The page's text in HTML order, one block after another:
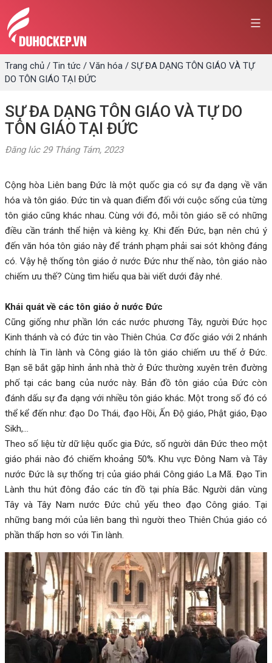
Skip
to
content
Trang chủ / Tin tức / Văn hóa / SỰ ĐA DẠNG TÔN GIÁO VÀ TỰ
DO TÔN GIÁO TẠI ĐỨC
SỰ ĐA DẠNG TÔN GIÁO VÀ TỰ DO
TÔN GIÁO TẠI ĐỨC
Đăng lúc 29 Tháng Tám, 2023
Cộng hòa Liên bang Đức là một quốc gia có sự đa dạng về văn
hóa và tôn giáo. Đức tin và quan điểm đối với cuộc sống của từng
tôn giáo cũng khác nhau. Cùng với đó, mỗi tôn giáo sẽ có những
điều cần tránh thể hiện và kiêng kỵ. Khi đến Đức, bạn nên chú ý
đến văn hóa tôn giáo này để tránh phạm phải sai sót không đáng
có. Vậy hệ thống tôn giáo ở nước Đức như thế nào, tôn giáo nào
chiếm ưu thế? Cùng tìm hiểu qua bài viết dưới đây nhé.
Khái quát về các tôn giáo ở nước Đức
Cũng giống như phần lớn các nước phương Tây, người Đức học
Kinh thánh và có đức tin vào Thiên Chúa. Cơ đốc giáo với 2 nhánh
chính là Tin lành và Công giáo là tôn giáo chiếm ưu thế ở Đức.
Bạn sẽ bắt gặp hình ảnh nhà thờ ở Đức thường xuyên trên đường
phố tại các bang của nước này. Bản đồ tôn giáo của Đức còn
đánh dấu sự đa dạng với nhiều tôn giáo khác. Một trong số đó có
thể kể đến như: đạo Do Thái, đạo Hồi, Ấn Độ giáo, Phật giáo, Đạo
Sikh,…
Theo số liệu từ dữ liệu quốc gia Đức, số người dân Đức theo một
giáo phái nào đó chiếm khoảng 50%. Khu vực Đông Nam và Tây
nước Đức là sự thống trị của giáo phái Công giáo La Mã. Đạo Tin
Lành thu hút đông đảo các tín đồ tại phía Bắc. Người dân vùng
Tây và Tây Nam nước Đức chủ yếu theo đạo Công giáo. Tại
những bang mới của liên bang thì người theo Thiên Chúa giáo có
phần thấp hơn so với Tin lành.